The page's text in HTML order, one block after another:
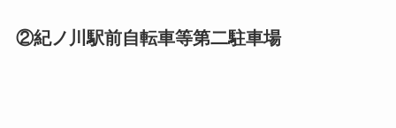
②紀ノ川駅前自転車等第二駐車場